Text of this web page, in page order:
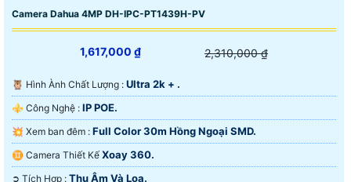
Camera Dahua 4MP DH-IPC-PT1439H-PV
1,617,000 ₫ 2,310,000 ₫
🦉 Hình Ành Chất Lượng : Ultra 2k + .
⚜️ Công Nghệ : IP POE.
💥 Xem ban đêm : Full Color 30m Hồng Ngoại SMD.
♊ Camera Thiết Kế Xoay 360.
️➲ Tích Hợp : Thu Âm Và Loa.